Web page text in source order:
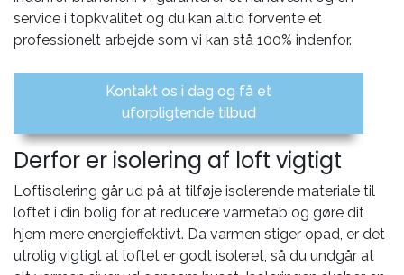
service i topkvalitet og du kan altid forvente et
professionelt arbejde som vi kan stå 100% indenfor.
Kontakt os i dag og få et
uforpligtende tilbud
Derfor er isolering af loft vigtigt
Loftisolering går ud på at tilføje isolerende materiale til
loftet i din bolig for at reducere varmetab og gøre dit
hjem mere energieffektivt. Da varmen stiger opad, er det
utrolig vigtigt at loftet er godt isoleret, så du undgår at